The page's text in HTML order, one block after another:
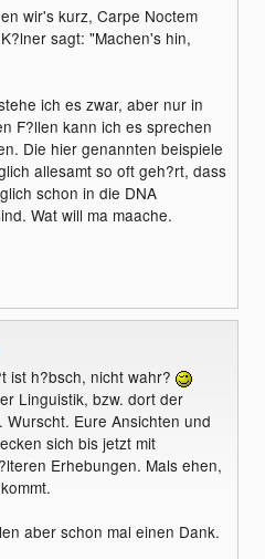
wir's kurz, Carpe Noctem
sagt: "Machen's hin,
ich es zwar, aber nur in
F?llen kann ich es sprechen
Die hier genannten beispiele
allesamt so oft geh?rt, dass
schon in die DNA
Wat will ma maache.
ist h?bsch, nicht wahr?
Linguistik, bzw. dort der
Wurscht. Eure Ansichten und
sich bis jetzt mit
Erhebungen. Mals ehen,
aber schon mal einen Dank.